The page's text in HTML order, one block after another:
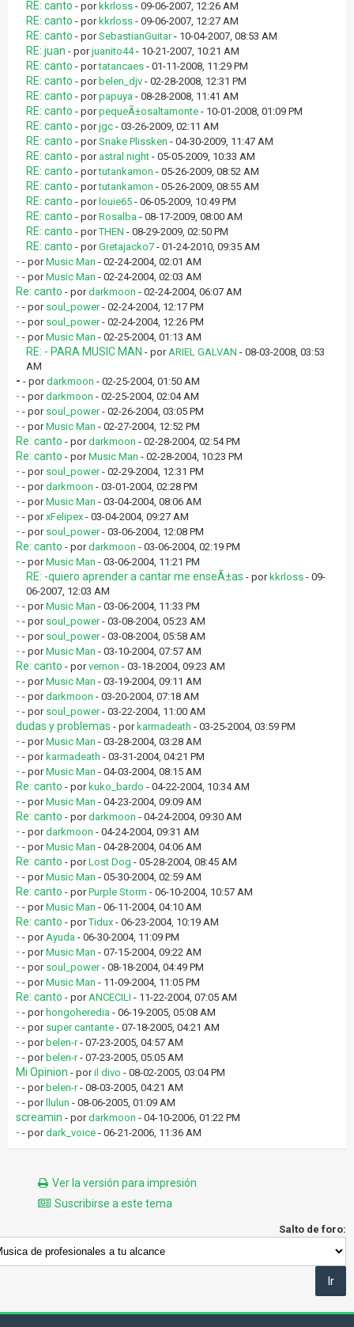
RE: canto - por kkrloss - 09-06-2007, 12:26 AM
RE: canto - por kkrloss - 09-06-2007, 12:27 AM
RE: canto - porSebastianGuitar- 10-04-2007, 08:53 AM
RE: juan - porjuanito44- 10-21-2007, 10:21 AM
RE: canto - portatancaes - 01-11-2008, 11:29 PM
RE: canto - por belen_djv - 02-28-2008, 12:31 PM
RE: canto - porpapuya - 08-28-2008, 11:41 AM
RE: canto - porpequeÃ±osaltamonte - 10-01-2008, 01:09 PM
RE: canto - porjgc - 03-26-2009, 02:11 AM
RE: canto - porSnake Plissken - 04-30-2009, 11:47 AM
RE: canto - por astral night - 05-05-2009, 10:33 AM
RE: canto - portutankamon - 05-26-2009, 08:52 AM
RE: canto - portutankamon - 05-26-2009, 08:55 AM
RE: canto - por louie65 - 06-05-2009, 10:49 PM
RE: canto - porRosalba - 08-17-2009, 08:00 AM
RE: canto - porTHEN - 08-29-2009, 02:50 PM
RE: canto - porGretajacko7 - 01-24-2010, 09:35 AM
- - porMusic Man - 02-24-2004, 02:01 AM
- - porMusic Man - 02-24-2004, 02:03 AM
Re: canto - pordarkmoon - 02-24-2004, 06:07 AM
- - por soul_power- 02-24-2004, 12:17 PM
- - por soul_power- 02-24-2004, 12:26 PM
- - porMusic Man - 02-25-2004, 01:13 AM
RE: - PARA MUSIC MAN - porARIEL GALVAN - 08-03-2008, 03:53
AM
- - pordarkmoon - 02-25-2004, 01:50 AM
- - pordarkmoon - 02-25-2004, 02:04 AM
- - por soul_power- 02-26-2004, 03:05 PM
- - porMusic Man - 02-27-2004, 12:52 PM
Re: canto - pordarkmoon - 02-28-2004, 02:54 PM
Re: canto - porMusic Man - 02-28-2004, 10:23 PM
- - por soul_power- 02-29-2004, 12:31 PM
- - pordarkmoon - 03-01-2004, 02:28 PM
- - porMusic Man - 03-04-2004, 08:06 AM
- - porxFelipex - 03-04-2004, 09:27 AM
- - por soul_power- 03-06-2004, 12:08 PM
Re: canto - pordarkmoon - 03-06-2004, 02:19 PM
- - porMusic Man - 03-06-2004, 11:21 PM
RE: -quiero aprender a cantar me enseÃ±as - por kkrloss - 09-
06-2007, 12:03 AM
- - porMusic Man - 03-06-2004, 11:33 PM
- - por soul_power- 03-08-2004, 05:23 AM
- - por soul_power- 03-08-2004, 05:58 AM
- - porMusic Man - 03-10-2004, 07:57 AM
Re: canto - porvernon - 03-18-2004, 09:23 AM
- - porMusic Man - 03-19-2004, 09:11 AM
- - pordarkmoon - 03-20-2004, 07:18 AM
- - por soul_power- 03-22-2004, 11:00 AM
dudas y problemas - por karmadeath - 03-25-2004, 03:59 PM
- - porMusic Man - 03-28-2004, 03:28 AM
- - por karmadeath - 03-31-2004, 04:21 PM
- - porMusic Man - 04-03-2004, 08:15 AM
Re: canto - por kuko_bardo - 04-22-2004, 10:34 AM
- - porMusic Man - 04-23-2004, 09:09 AM
Re: canto - pordarkmoon - 04-24-2004, 09:30 AM
- - pordarkmoon - 04-24-2004, 09:31 AM
- - porMusic Man - 04-28-2004, 04:06 AM
Re: canto - porLost Dog - 05-28-2004, 08:45 AM
- - porMusic Man - 05-30-2004, 02:59 AM
Re: canto - porPurple Storm - 06-10-2004, 10:57 AM
- - porMusic Man - 06-11-2004, 04:10 AM
Re: canto - porTidux - 06-23-2004, 10:19 AM
- - porAyuda - 06-30-2004, 11:09 PM
- - porMusic Man - 07-15-2004, 09:22 AM
- - por soul_power- 08-18-2004, 04:49 PM
- - porMusic Man - 11-09-2004, 11:05 PM
Re: canto - porANCECILI - 11-22-2004, 07:05 AM
- - por hongoheredia - 06-19-2005, 05:08 AM
- - por super cantante - 07-18-2005, 04:21 AM
- - por belen-r- 07-23-2005, 04:57 AM
- - por belen-r- 07-23-2005, 05:05 AM
Mi Opinion - poril divo - 08-02-2005, 03:04 PM
- - por belen-r- 08-03-2005, 04:21 AM
- - por llulun - 08-06-2005, 01:09 AM
screamin - pordarkmoon - 04-10-2006, 01:22 PM
- - pordark_voice - 06-21-2006, 11:36 AM
Ver la versión para impresión
Suscribirse a este tema
Salto de foro: